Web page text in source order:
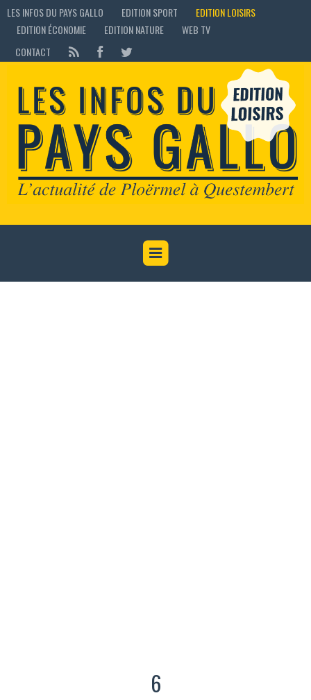
LES INFOS DU PAYS GALLO EDITION SPORT
EDITION LOISIRS
EDITION ÉCONOMIE
EDITION NATURE
WEB TV
CONTACT
6